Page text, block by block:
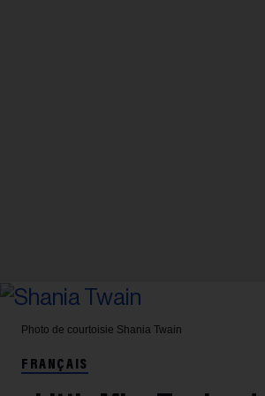
Photo de courtoisie Shania Twain
FRANÇAIS